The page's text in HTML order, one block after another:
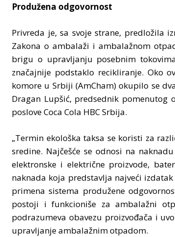
Produžena odgovornost
Privreda je, sa svoje strane, predložila
Zakona o ambalaži i ambalažnom
brigu o upravljanju posebnim
značajnije podstaklo recikliranje. Oko
komore u Srbiji (AmCham) okupilo se
Dragan Lupšić, predsednik
poslove Coca Cola HBC Srbija.
„Termin ekološka taksa se koristi za
sredine. Najčešće se odnosi na
elektronske i električne proizvode,
naknada koja predstavlja najveći
primena sistema produžene
postoji i funkcioniše za ambalažni
podrazumeva obavezu proizvođača i
upravljanje ambalažnim otpadom.